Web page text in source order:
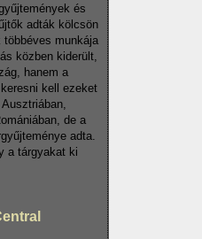
és
adták kölcsön
munkája
közben kiderült,
hanem a
kell ezeket
de a
adta.
a tárgyakat ki